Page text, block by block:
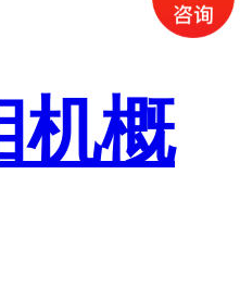
机概